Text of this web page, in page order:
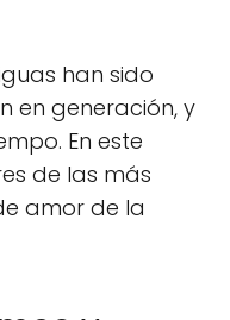
han sido
en generación, y
En este
de las más
amor de la